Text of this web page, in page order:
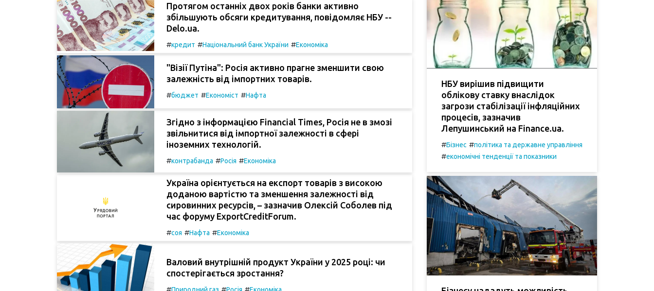
Протягом останніх двох років банки активно
збільшують обсяги кредитування, повідомляє НБУ --
Delo.ua.
#кредит #Національний банк України #Економіка
"Візії Путіна": Росія активно прагне зменшити свою
залежність від імпортних товарів.
#бюджет #Економіст #Нафта
Згідно з інформацією Financial Times, Росія не в змозі
звільнитися від імпортної залежності в сфері
іноземних технологій.
#контрабанда #Росія #Економіка
Україна орієнтується на експорт товарів з високою
доданою вартістю та зменшення залежності від
сировинних ресурсів, – зазначив Олексій Соболев під
час форуму ExportCreditForum.
#соя #Нафта #Економіка
Валовий внутрішній продукт України у 2025 році: чи
спостерігається зростання?
#Природний газ #Росія #Економіка
НБУ вирішив підвищити
облікову ставку внаслідок
загрози стабілізації інфляційних
процесів, зазначив
Лепушинський на Finance.ua.
#Бізнес #політика та державне управління
#економічні тенденції та показники